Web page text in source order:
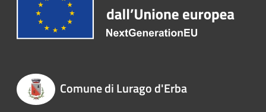
Comune di Lurago d'Erba